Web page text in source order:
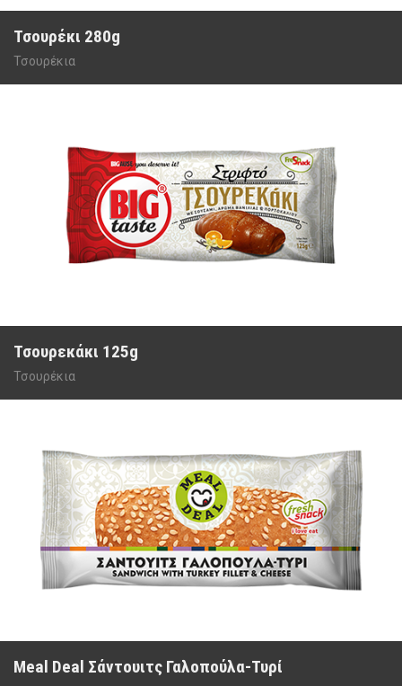
Τσουρέκι 280g
Τσουρέκια
Τσουρεκάκι 125g
Τσουρέκια
Meal Deal Σάντουιτς Γαλοπούλα-Τυρί